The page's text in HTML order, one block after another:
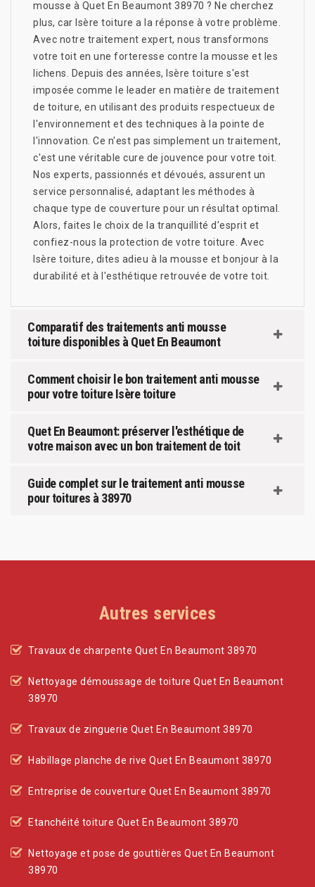
mousse à Quet En Beaumont 38970 ? Ne cherchez
plus, car Isère toiture a la réponse à votre problème.
Avec notre traitement expert, nous transformons
votre toit en une forteresse contre la mousse et les
lichens. Depuis des années, Isère toiture s'est
imposée comme le leader en matière de traitement
de toiture, en utilisant des produits respectueux de
l'environnement et des techniques à la pointe de
l'innovation. Ce n'est pas simplement un traitement,
c'est une véritable cure de jouvence pour votre toit.
Nos experts, passionnés et dévoués, assurent un
service personnalisé, adaptant les méthodes à
chaque type de couverture pour un résultat optimal.
Alors, faites le choix de la tranquillité d'esprit et
confiez-nous la protection de votre toiture. Avec
Isère toiture, dites adieu à la mousse et bonjour à la
durabilité et à l'esthétique retrouvée de votre toit.
Comparatif des traitements anti mousse
toiture disponibles à Quet En Beaumont
Comment choisir le bon traitement anti mousse
pour votre toiture Isère toiture
Quet En Beaumont: préserver l'esthétique de
votre maison avec un bon traitement de toit
Guide complet sur le traitement anti mousse
pour toitures à 38970
Autres services
Travaux de charpente Quet En Beaumont 38970
Nettoyage démoussage de toiture Quet En Beaumont
38970
Travaux de zinguerie Quet En Beaumont 38970
Habillage planche de rive Quet En Beaumont 38970
Entreprise de couverture Quet En Beaumont 38970
Etanchéité toiture Quet En Beaumont 38970
Nettoyage et pose de gouttières Quet En Beaumont
38970